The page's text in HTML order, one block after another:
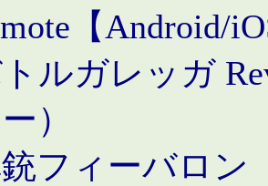
【Android/
ルガレッガ
）
フィーバロン